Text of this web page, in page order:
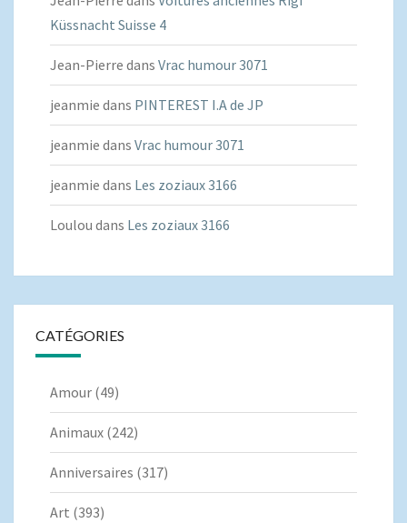
Küssnacht Suisse 4
Jean-Pierre dans Vrac humour 3071
jeanmie dans PINTEREST I.A de JP
jeanmie dans Vrac humour 3071
jeanmie dans Les zoziaux 3166
Loulou dans Les zoziaux 3166
CATÉGORIES
Amour (49)
Animaux (242)
Anniversaires (317)
Art (393)